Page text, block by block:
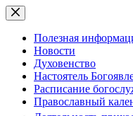
Перейти
к
сути
Полезная
Новости
Духовенство
Настоятель
Расписание
Православный